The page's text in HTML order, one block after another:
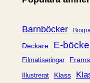
g
r
i
Barnböcker
Deckare E-
Filmatiseringar
Illustrerat Klass